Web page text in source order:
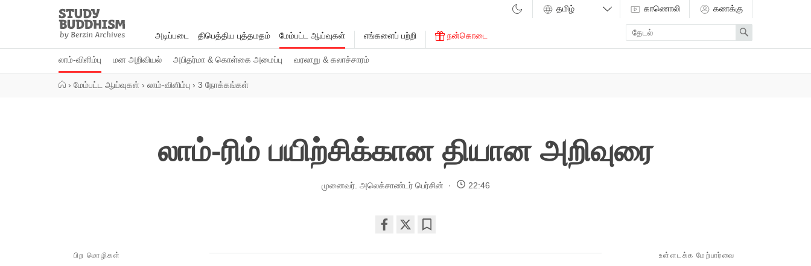
Study
Buddhism
Home
அடிப்படை திபெத்திய புத்தமதம் மேம்பட்ட ஆய்வுகள்
லாம்-விளிம்பு மன அறிவியல் அபிதர்மா & கொள்கை அமைப்பு வரலாறு & கலாச்சாரம்
எங்களைப் பற்றி நன்கொடை
காணொலி கணக்கு
Enter
search
term
Search
› மேம்பட்ட ஆய்வுகள் › லாம்-விளிம்பு › 3 நோக்கங்கள்
லாம்-ரிம் பயிற்சிக்கான தியான அறிவுரை
முனைவர். அலெக்சாண்டர் பெர்சின் 22:46
on
உள்ளடக்க மேற்பார்வை
பிற மொழிகள்